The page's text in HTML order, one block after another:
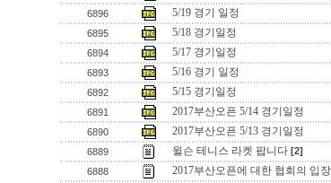
6896
5/19 경기 일정
6895
5/18 경기일정
6894
5/17 경기일정
6893
5/16 경기 일정
6892
5/15 경기일정
6891
2017부산오픈 5/14 경기일정
6890
2017부산오픈 5/13 경기일정
6889
윌슨 테니스 라켓 팝니다 [2]
6888
2017부산오픈에 대한 협회의 입장